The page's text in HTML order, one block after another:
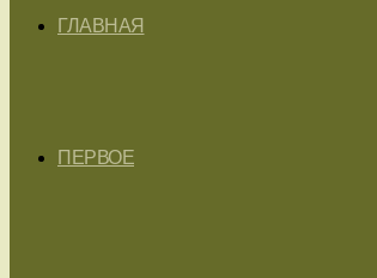
ГЛАВНАЯ
ПЕРВОЕ